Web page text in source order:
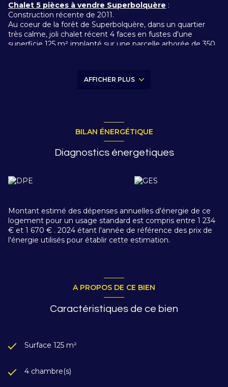
Chalet 5 pièces à vendre Superbolquère :
Construction récente de 2011.
Au coeur de la forêt de Superbolquère, dans un quartier
très calme, joli chalet récent 4 faces en fustes d'une
superficie 125 m² implanté sur une parcelle arborée de 350
Il offre de jolies prestations. Lumineux. Grandes baies
Il possède 4 chambres, 2 salles de bains et 1 sauna.
Il conviendra pour une résidence principale comme
secondaire. Produit adapté pour un investissement locatif.
Navettes à proximité.
Comprenant :
: hall d'entrée, cuisine
salle d'eau + sauna, buanderie + wc, cellier commun avec le
chalet voisin, parking extérieur devant chalet.
A l'étage: coin mezzanine, 4 chambres dont 2 avec balcon,
salle de bains + wc.
AFFICHER PLUS
BILAN ÉNERGÉTIQUE
Diagnostics énergetiques
Montant estimé des dépenses annuelles d'énergie de ce
logement pour un usage standard est compris entre 1 234
€ et 1 670 € . 2024 étant l'année de référence des prix de
l'énergie utilisés pour établir cette estimation.
A PROPOS DE CE BIEN
Caractéristiques de ce bien
Surface 125 m²
4 chambre(s)